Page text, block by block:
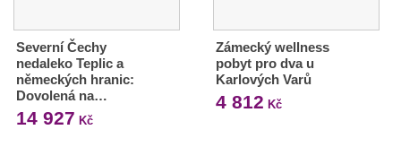
Severní Čechy
nedaleko Teplic a
německých hranic:
Dovolená na…
14 927 Kč
Zámecký wellness
pobyt pro dva u
Karlových Varů
4 812 Kč